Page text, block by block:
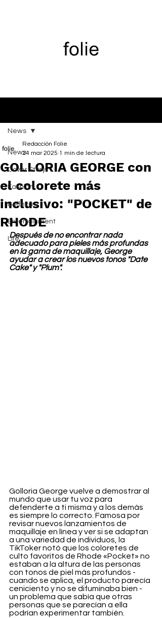
News
Cover Story
Fashion
Belleza
Entertainment
Life
News
GOLLORIA GEORGE con
el colorete más
inclusivo: "POCKET" de
RHODE
Redacción Folie
24 mar 2025 1 min de lectura
Después de no encontrar nada
adecuado para pieles más profundas
en la gama de maquillaje, George
ayudar a crear los nuevos tonos "Date
Cake" y "Plum".
Golloria George vuelve a demostrar al
mundo que usar tu voz para
defenderte a ti misma y a los demás
es siempre lo correcto. Famosa por
revisar nuevos lanzamientos de
maquillaje en línea y ver si se adaptan
a una variedad de individuos, la
TikToker notó que los coloretes de
culto favoritos de Rhode «Pocket» no
estaban a la altura de las personas
con tonos de piel más profundos -
cuando se aplica, el producto parecía
ceniciento y no se difuminaba bien -
un problema que sabía que otras
personas que se parecían a ella
podrían experimentar también.